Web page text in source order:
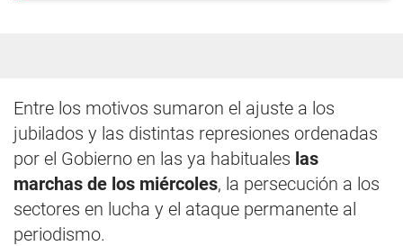
Entre los motivos sumaron el ajuste a los
jubilados y las distintas represiones ordenadas
por el Gobierno en las ya habituales las
marchas de los miércoles, la persecución a los
sectores en lucha y el ataque permanente al
periodismo.